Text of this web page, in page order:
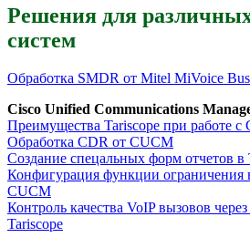
Решения для
систем
Обработка SMDR от Mitel MiVoice
Cisco Unified Communications
Преимущества Tariscope при работе с
Обработка CDR от CUCM
Создание спецальных форм отчетов в
Конфигурация функции ограничения
CUCM
Контроль качества VoIP вызовов
Tariscope